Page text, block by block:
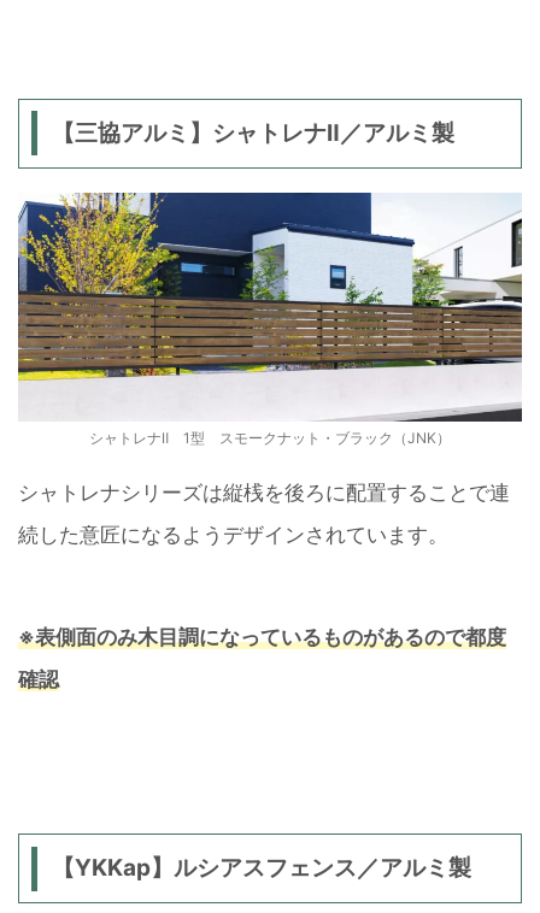
【三協アルミ】シャトレナⅡ／アルミ製
シャトレナⅡ 1型 スモークナット・ブラック（JNK）
シャトレナシリーズは縦桟を後ろに配置することで連
続した意匠になるようデザインされています。
※表側面のみ木目調になっているものがあるので都度
確認
【YKKap】ルシアスフェンス／アルミ製